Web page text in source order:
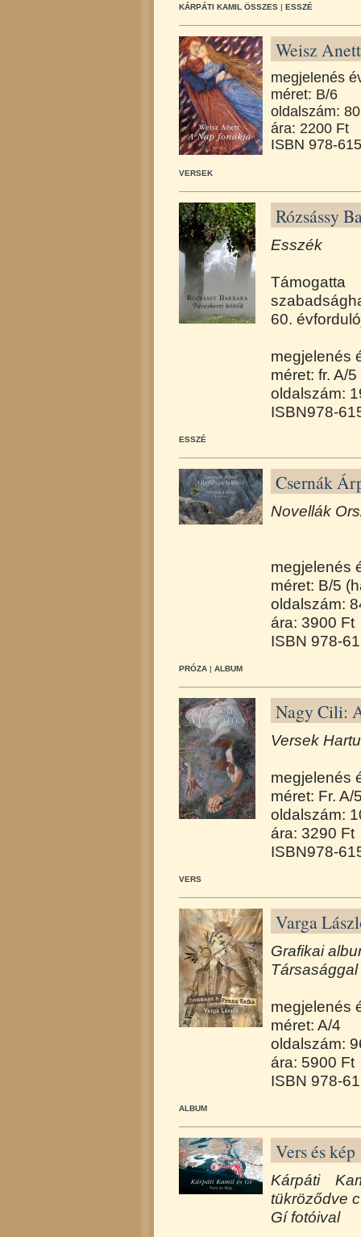
KÁRPÁTI KAMIL ÖSSZES | ESSZÉ
Weisz
megjelenés
méret: B/6
oldalszám: 80
ára: 2200 Ft
ISBN 978-
VERSEK
Rózsássy
Esszék
60.
megjelenés
méret: fr. A/5
oldalszám:
ISBN978-
ESSZÉ
Csernák
Novellák
megjelenés
méret: B/5
oldalszám:
ára: 3900 Ft
ISBN 978-
PRÓZA | ALBUM
Nagy Cili:
Versek
megjelenés
méret: Fr. A/
oldalszám:
ára: 3290 Ft
ISBN978-
VERS
Varga
Grafikai
megjelenés
méret: A/4
oldalszám:
ára: 5900 Ft
ISBN 978-
ALBUM
Vers és kép
Kárpáti
tükröződve
Gí fotóival